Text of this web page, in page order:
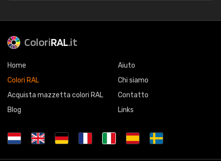
ColoriRAL.it
Home
Colori RAL
Acquista mazzetta colori RAL
Blog
Aiuto
Chi siamo
Contatto
Links